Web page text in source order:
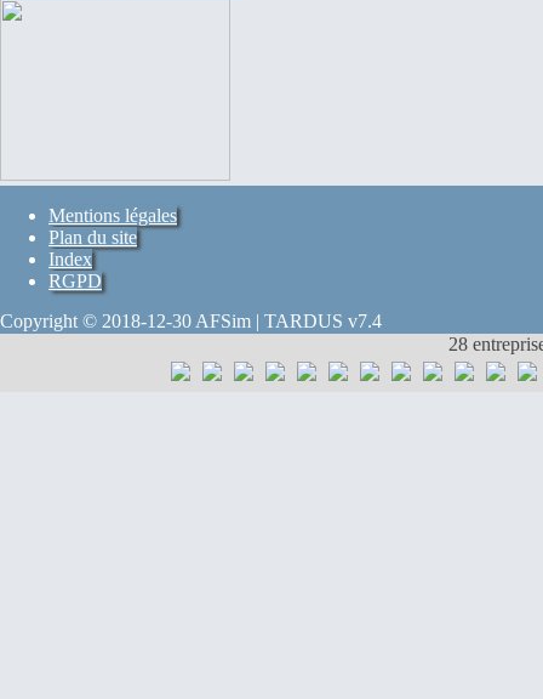
Mentions légales
Plan du site
Index
RGPD
Copyright © 2018-12-30 AFSim | TARDUS v7.4
28